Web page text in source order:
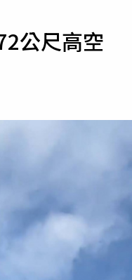
公尺高空